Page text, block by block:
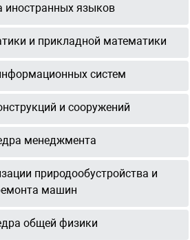
иностранных языков
и прикладной математики
систем
и сооружений
менеджмента
природообустройства и
машин
общей физики